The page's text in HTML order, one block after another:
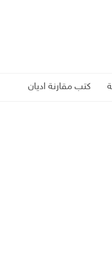
كتب مقارنة اديان